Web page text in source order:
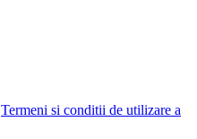
Termeni si conditii de utilizare a